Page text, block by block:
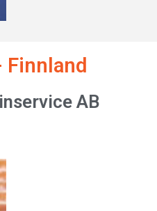
Finnland
AB